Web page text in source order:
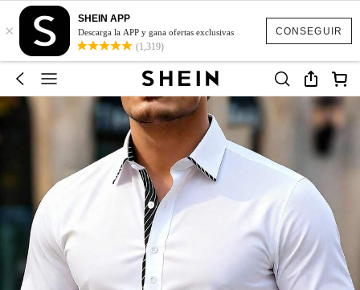
CONSEGUIR
×
SHEIN APP
Descarga la APP y gana ofertas exclusivas
(1,319)